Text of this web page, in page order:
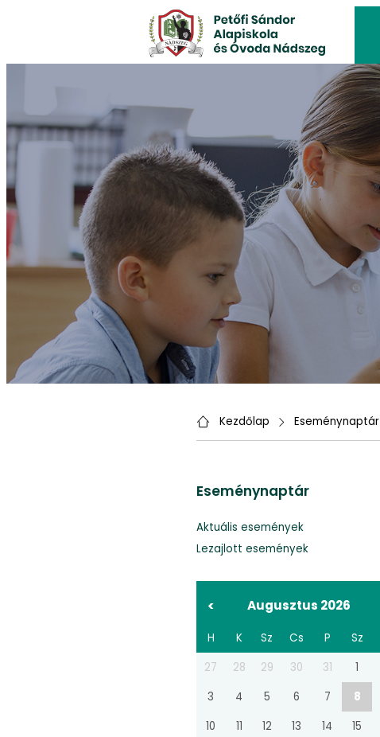
Kezdőlap Eseménynaptár
Eseménynaptár
Aktuális események
Lezajlott események
< Augusztus 2026
H K Sz Cs P Sz
27
28 29 30 31 1
3
4 5 6 7 8
10
11 12 13 14 15